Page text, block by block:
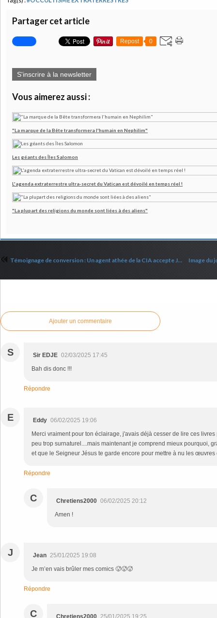
Partager cet article
Repost 0
S'inscrire à la newsletter
Vous aimerez aussi :
"La marque de la Bête transformera l'humain en Nephilim"
Les géants des Îles Salomon
L'agenda extraterrestre ultra-secret du Vatican est dévoilé en temps réel !
"La plupart des religions du monde sont liées à des aliens"
Témoignage de conversion : Un agent athée de la CIA accepte Jésus après avoir lu le livre d'Esaïe
Ajouter un commentaire
S Sir EDJE 02/03/2025 17:45
Bah dis donc !!!
Répondre
E Eddy 06/02/2025 19:06
Merci vraiment pour ton éclairage, j'avais déjà cesser de lire ces
peu trop surnaturel....mais maintenant je comprend mieux pourquoi,
et que le Seigneur Jésus te garde encore pour mettre à nu les œuvres
Répondre
C Chretiens2000 06/02/2025 20:12
Amen !
J Jean 25/01/2025 19:08
Je m’en vais brûler mes comics 🥵🥵🥵
Répondre
C Chretiens2000 25/01/2025 19:25